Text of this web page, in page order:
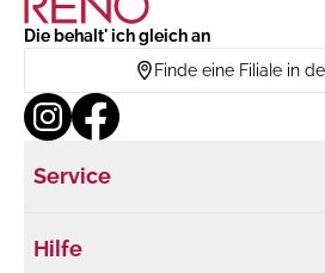
Die behalt' ich gleich an
Finde eine Filiale in
Service
Hilfe